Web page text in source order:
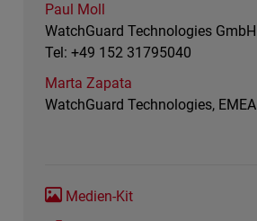
Paul Moll
WatchGuard Technologies GmbH
Tel: +49 152 31795040
Marta Zapata
WatchGuard Technologies, EMEA
Medien-Kit